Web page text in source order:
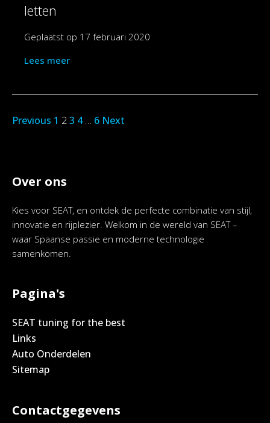
letten
Geplaatst op 17 februari 2020
Lees meer
Previous 1 23 4 … 6 Next
Over ons
Kies voor SEAT, en ontdek de perfecte combinatie van stijl,
innovatie en rijplezier. Welkom in de wereld van SEAT –
waar Spaanse passie en moderne technologie
samenkomen.
Pagina's
SEAT tuning for the best
Links
Auto Onderdelen
Sitemap
Contactgegevens